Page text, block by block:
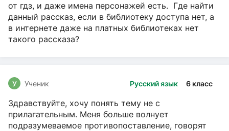
от гдз, и даже имена персонажей есть. Где найти
данный рассказ, если в библиотеку доступа нет, а
в интернете даже на платных библиотеках нет
такого рассказа?
Русский язык 6 класс
У Ученик
Здравствуйте, хочу понять тему не с
прилагательным. Меня больше волнует
подразумеваемое противопоставление, говорят